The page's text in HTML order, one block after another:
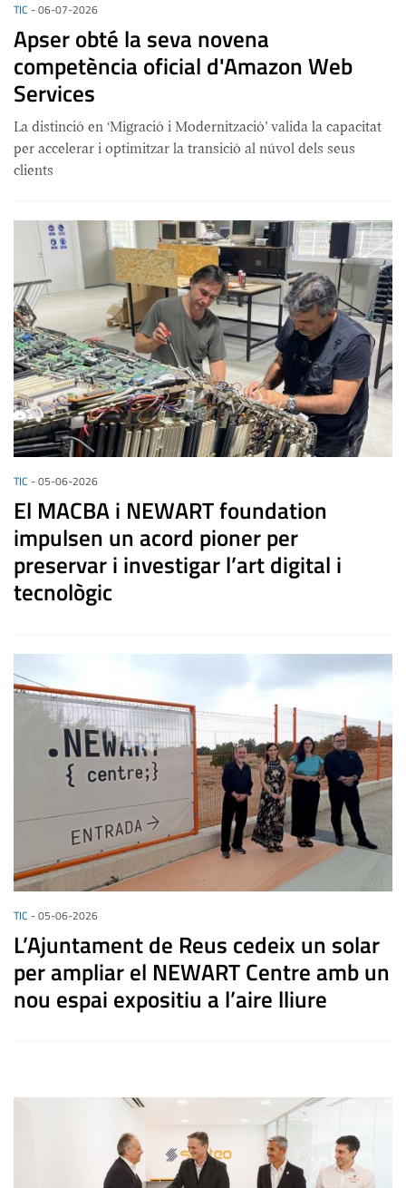
TIC -06-07-2026
Apser obté la seva novena
competència oficial d'Amazon Web
Services
La distinció en ‘Migració i Modernització’ valida la capacitat
per accelerar i optimitzar la transició al núvol dels seus
clients
TIC -05-06-2026
El MACBA i NEWART foundation
impulsen un acord pioner per
preservar i investigar l’art digital i
tecnològic
TIC -05-06-2026
L’Ajuntament de Reus cedeix un solar
per ampliar el NEWART Centre amb un
nou espai expositiu a l’aire lliure